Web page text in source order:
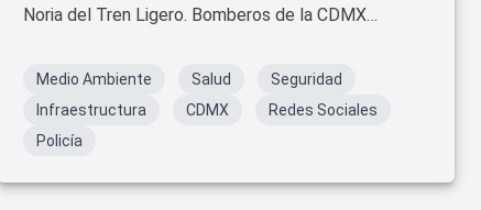
Noria del Tren Ligero. Bomberos de la CDMX
llamas.
Medio Ambiente Salud
Seguridad
Infraestructura
CDMX
Redes Sociales
Policía